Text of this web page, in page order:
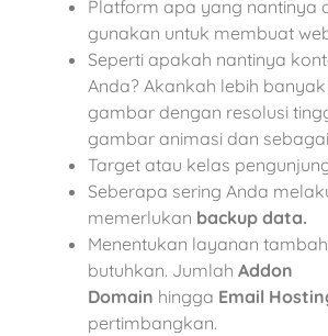
Platform apa yang nantinya
gunakan untuk membuat
Seperti apakah nantinya
Anda? Akankah lebih
gambar dengan resolusi
gambar animasi dan
Target atau kelas
Seberapa sering Anda
memerlukan backup data.
Menentukan layanan
butuhkan. Jumlah Addon
Domain hingga Email
pertimbangkan.